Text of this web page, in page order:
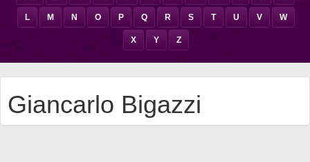
L M N O P Q R S T U V W
X Y Z
Giancarlo Bigazzi